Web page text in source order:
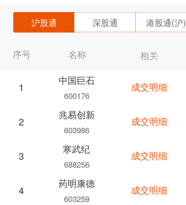
沪股通 深股通 港股通(沪)
序号 名称
1
中国巨石
600176
2
兆易创新
603986
3
寒武纪
688256
4
药明康德
603259
相关
成交明细
成交明细
成交明细
成交明细